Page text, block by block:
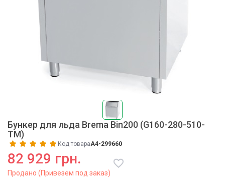
Бункер для льда Brema Bin200 (G160-280-510-
TM)
Код товараA4-299660
82 929 грн.
Продано (Привезем под заказ)